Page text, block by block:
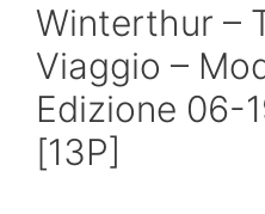
Winterthur –
Viaggio –
Edizione 06-
[13P]